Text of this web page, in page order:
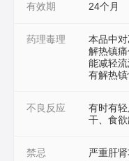
有效期 24个月
药理毒理
本品中
解热镇
能减轻
有解热镇
不良反应
有时有
干、食欲
禁忌 严重肝肾